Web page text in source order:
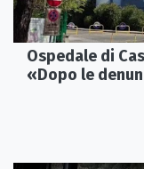
Ospedale di
«Dopo le